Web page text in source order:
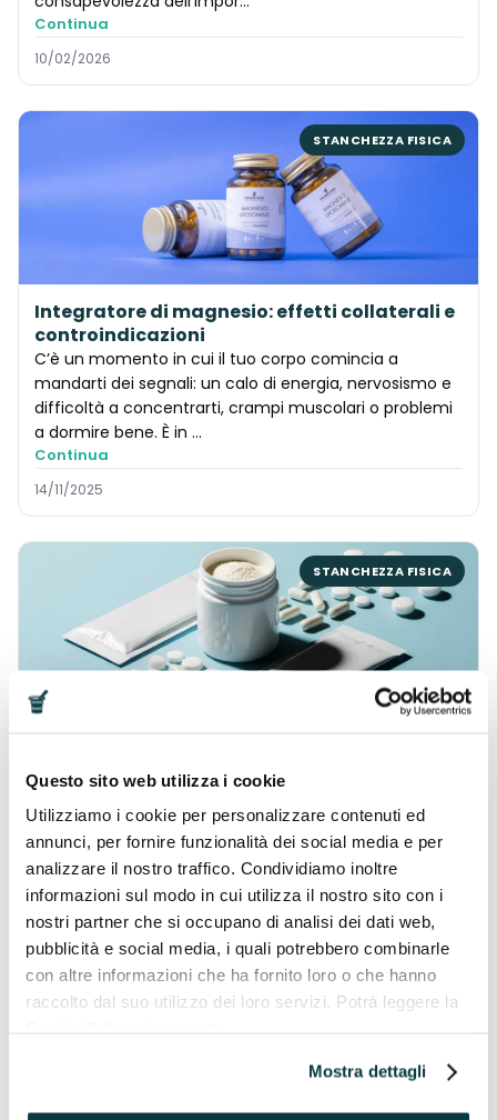
Questo sito web utilizza i cookie
Utilizziamo i cookie per personalizzare contenuti ed
annunci, per fornire funzionalità dei social media e per
analizzare il nostro traffico. Condividiamo inoltre
informazioni sul modo in cui utilizza il nostro sito con i
nostri partner che si occupano di analisi dei dati web,
pubblicità e social media, i quali potrebbero combinarle
con altre informazioni che ha fornito loro o che hanno
raccolto dal suo utilizzo dei loro servizi. Potrà leggere la
Mostra dettagli
Continua
10/02/2026
STANCHEZZA FISICA
Integratore di magnesio: effetti collaterali e
controindicazioni
C’è un momento in cui il tuo corpo comincia a
mandarti dei segnali: un calo di energia, nervosismo e
difficoltà a concentrarti, crampi muscolari o problemi
a dormire bene. È in …
Continua
14/11/2025
STANCHEZZA FISICA
diventata sempre più diffusa per chi desidera
migliorare l’energia, il benessere muscolare o la qualità
del sonno. Purt…
Continua
31/10/2025
STANCHEZZA FISICA